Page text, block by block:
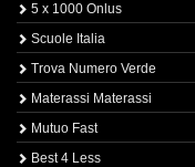
5 x 1000 Onlus
Scuole Italia
Trova Numero Verde
Materassi Materassi
Mutuo Fast
Best 4 Less